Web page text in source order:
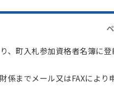
、町入札参加資格者名簿に
係までメール又はFAXにより